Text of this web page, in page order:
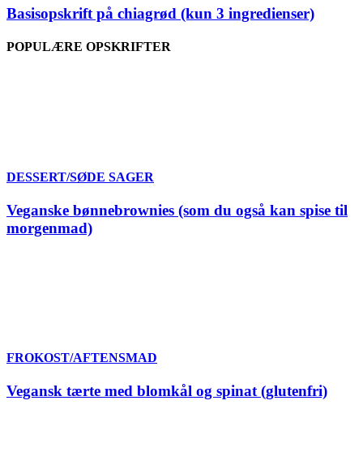
Basisopskrift på chiagrød (kun 3 ingredienser)
POPULÆRE OPSKRIFTER
DESSERT/SØDE SAGER
Veganske bønnebrownies (som du også kan spise til
morgenmad)
FROKOST/AFTENSMAD
Vegansk tærte med blomkål og spinat (glutenfri)